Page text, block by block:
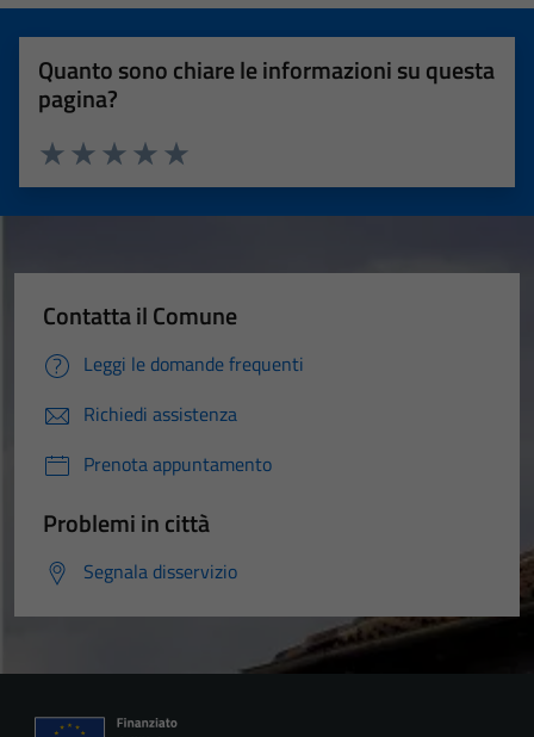
Quanto sono chiare le informazioni su questa
pagina?
Valuta 5 stelle su 5
Valuta 4 stelle su 5
Valuta 3 stelle su 5
Valuta 2 stelle su 5
Valuta 1 stelle su 5
Contatta il Comune
Leggi le domande frequenti
Richiedi assistenza
Prenota appuntamento
Problemi in città
Segnala disservizio